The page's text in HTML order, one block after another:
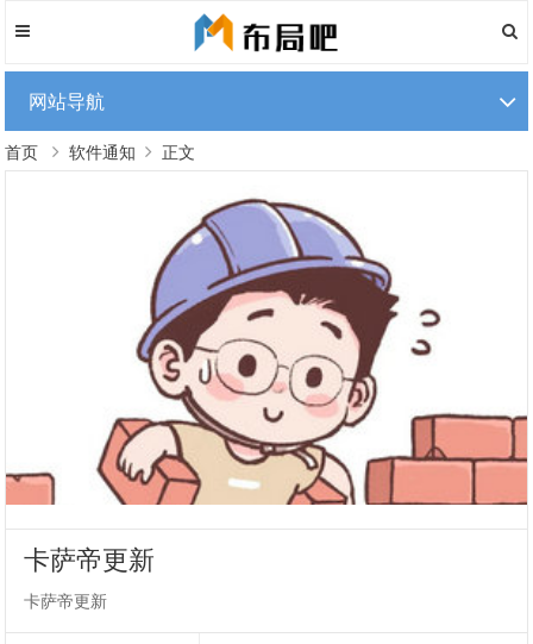
网站导航
首页 软件通知 正文
卡萨帝更新
卡萨帝更新